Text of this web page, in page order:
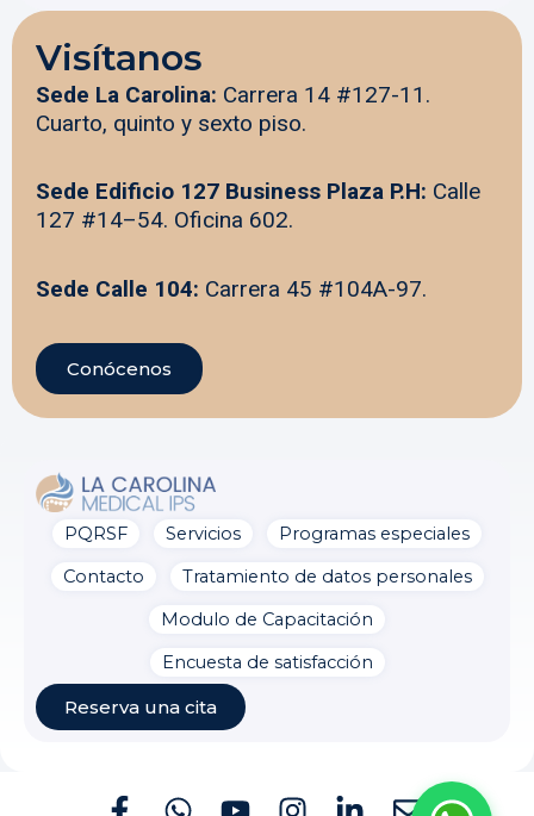
Visítanos
Sede La Carolina: Carrera 14 #127-11.
Cuarto, quinto y sexto piso.
Sede Edificio 127 Business Plaza P.H: Calle
127 #14–54. Oficina 602.
Sede Calle 104: Carrera 45 #104A-97.
Conócenos
PQRSF Servicios
Programas especiales
Contacto
Tratamiento de datos personales
Modulo de Capacitación
Encuesta de satisfacción
Reserva una cita
La Carolina Medical IPS
¡Bienvenido a la línea de
atención preferencial de
pacientes!
¿En qué puedo
ayudarte?